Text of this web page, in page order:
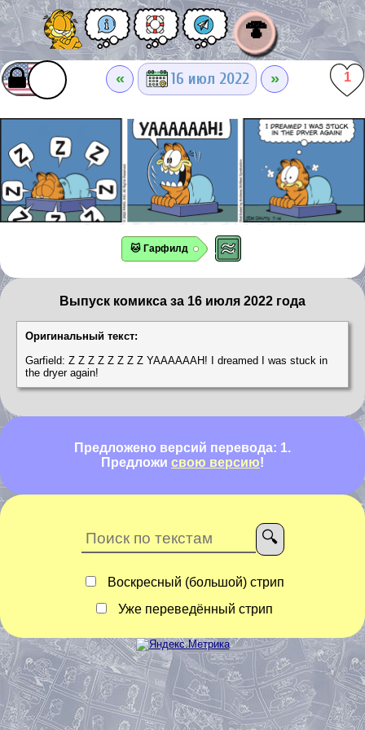
🍄
« 16 июл 2022 » 1
🐱 Гарфилд
Выпуск комикса за 16 июля 2022 года
Оригинальный текст:
Garfield: Z Z Z Z Z Z Z Z YAAAAAAH! I dreamed I was stuck in
the dryer again!
Предложено версий перевода: 1.
Предложи свою версию!
Воскресный (большой) стрип
Уже переведённый стрип